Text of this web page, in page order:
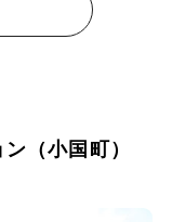
（小国町）